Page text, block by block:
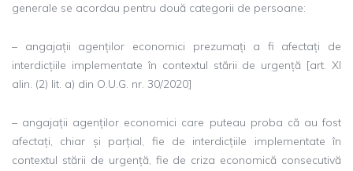
generale se acordau pentru două categorii de persoane:
– angajații agenților economici prezumați a fi afectați de
interdicțiile implementate în contextul stării de urgență [art. XI
alin. (2) lit. a) din O.U.G. nr. 30/2020]
– angajații agenților economici care puteau proba că au fost
afectați, chiar și parțial, fie de interdicțiile implementate în
contextul stării de urgență, fie de criza economică consecutivă